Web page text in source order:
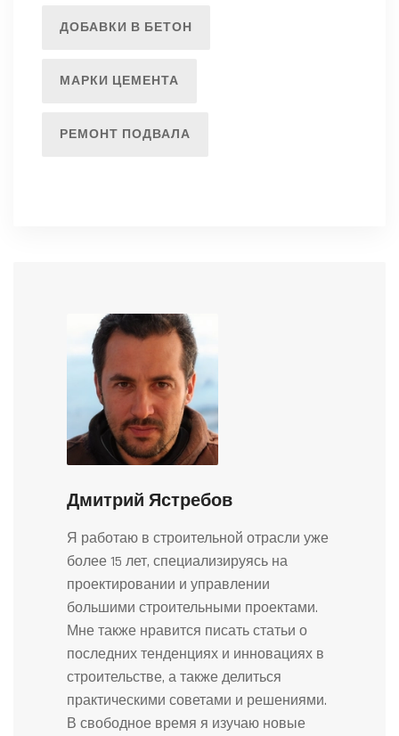
ДОБАВКИ В БЕТОН
МАРКИ ЦЕМЕНТА
РЕМОНТ ПОДВАЛА
Дмитрий Ястребов
Я работаю в строительной отрасли уже
более 15 лет, специализируясь на
проектировании и управлении
большими строительными проектами.
Мне также нравится писать статьи о
последних тенденциях и инновациях в
строительстве, а также делиться
практическими советами и решениями.
В свободное время я изучаю новые